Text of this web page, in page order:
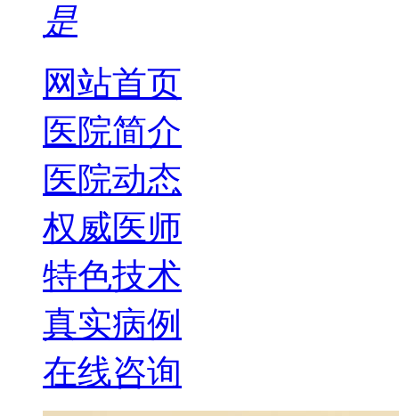
是
网站首页
医院简介
医院动态
权威医师
特色技术
真实病例
在线咨询